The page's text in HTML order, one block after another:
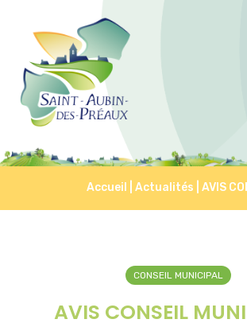
Accueil Actualités AVIS
CONSEIL MUNICIPAL
AVIS CONSEIL